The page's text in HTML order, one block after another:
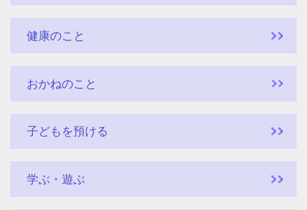
健康のこと
おかねのこと
子どもを預ける
学ぶ・遊ぶ